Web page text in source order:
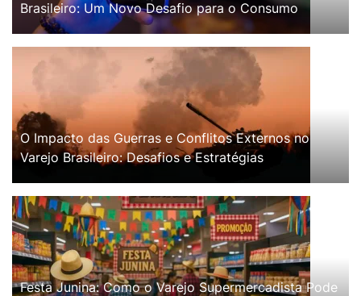
Brasileiro: Um Novo Desafio para o Consumo
O Impacto das Guerras e Conflitos Externos no
Varejo Brasileiro: Desafios e Estratégias
Festa Junina: Como o Varejo Supermercadista Pode